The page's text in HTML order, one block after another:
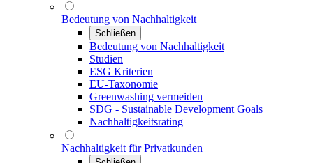
Bedeutung von Nachhaltigkeit
Schließen
Bedeutung von Nachhaltigkeit
Studien
ESG Kriterien
EU-Taxonomie
Greenwashing vermeiden
SDG - Sustainable Development Goals
Nachhaltigkeitsrating
Nachhaltigkeit für Privatkunden